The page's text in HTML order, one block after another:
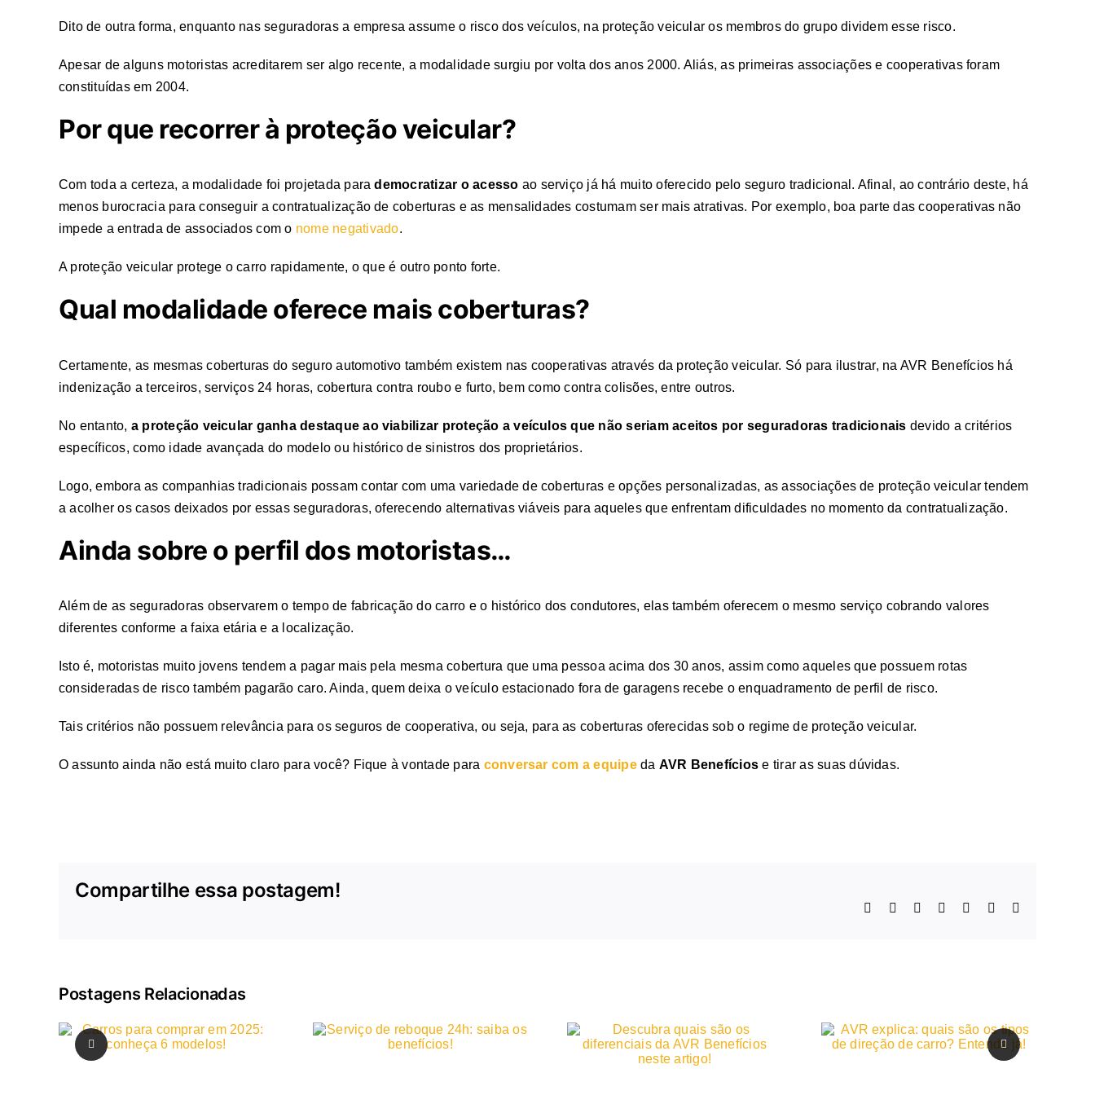
Dito de outra forma, enquanto nas seguradoras a empresa assume o risco dos veículos, na proteção veicular os membros do grupo dividem esse risco.
Apesar de alguns motoristas acreditarem ser algo recente, a modalidade surgiu por volta dos anos 2000. Aliás, as primeiras associações e cooperativas foram
constituídas em 2004.
Por que recorrer à proteção veicular?
Com toda a certeza, a modalidade foi projetada para democratizar o acesso ao serviço já há muito oferecido pelo seguro tradicional. Afinal, ao contrário deste, há
menos burocracia para conseguir a contratualização de coberturas e as mensalidades costumam ser mais atrativas. Por exemplo, boa parte das cooperativas não
impede a entrada de associados com o nome negativado.
A proteção veicular protege o carro rapidamente, o que é outro ponto forte.
Qual modalidade oferece mais coberturas?
Certamente, as mesmas coberturas do seguro automotivo também existem nas cooperativas através da proteção veicular. Só para ilustrar, na AVR Benefícios há
indenização a terceiros, serviços 24 horas, cobertura contra roubo e furto, bem como contra colisões, entre outros.
No entanto, a proteção veicular ganha destaque ao viabilizar proteção a veículos que não seriam aceitos por seguradoras tradicionais devido a critérios
específicos, como idade avançada do modelo ou histórico de sinistros dos proprietários.
Logo, embora as companhias tradicionais possam contar com uma variedade de coberturas e opções personalizadas, as associações de proteção veicular tendem
a acolher os casos deixados por essas seguradoras, oferecendo alternativas viáveis para aqueles que enfrentam dificuldades no momento da contratualização.
Ainda sobre o perfil dos motoristas…
Além de as seguradoras observarem o tempo de fabricação do carro e o histórico dos condutores, elas também oferecem o mesmo serviço cobrando valores
diferentes conforme a faixa etária e a localização.
Isto é, motoristas muito jovens tendem a pagar mais pela mesma cobertura que uma pessoa acima dos 30 anos, assim como aqueles que possuem rotas
consideradas de risco também pagarão caro. Ainda, quem deixa o veículo estacionado fora de garagens recebe o enquadramento de perfil de risco.
Tais critérios não possuem relevância para os seguros de cooperativa, ou seja, para as coberturas oferecidas sob o regime de proteção veicular.
O assunto ainda não está muito claro para você? Fique à vontade para conversar com a equipeda AVR Benefícios e tirar as suas dúvidas.
Compartilhe essa postagem!
Facebook LinkedInWhatsAppTelegramPinterest
Postagens Relacionadas